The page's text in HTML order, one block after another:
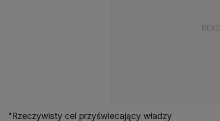
"Rzeczywisty cel przyświecający władzy